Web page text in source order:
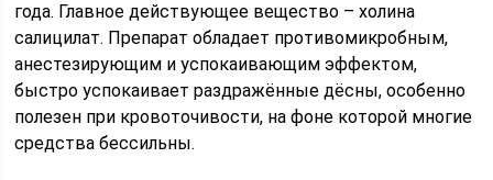
года. Главное действующее вещество – холина
салицилат. Препарат обладает противомикробным,
анестезирующим и успокаивающим эффектом,
быстро успокаивает раздражённые дёсны, особенно
полезен при кровоточивости, на фоне которой многие
средства бессильны.